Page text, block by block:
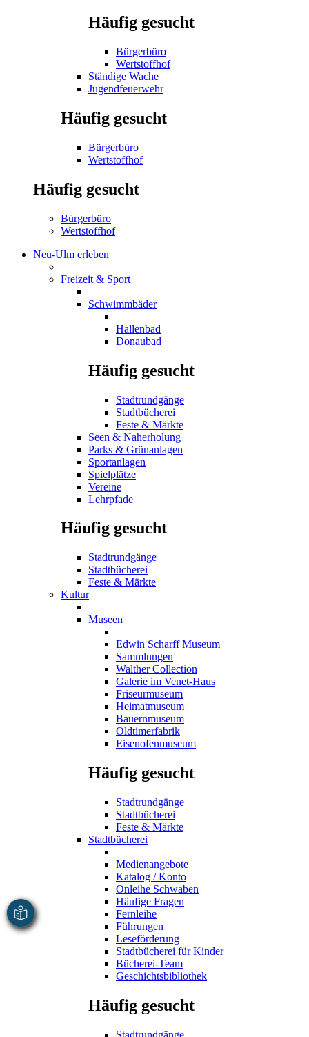
Häufig gesucht
Bürgerbüro
Wertstoffhof
Ständige Wache
Jugendfeuerwehr
Häufig gesucht
Bürgerbüro
Wertstoffhof
Häufig gesucht
Bürgerbüro
Wertstoffhof
Neu-Ulm erleben
Freizeit & Sport
Schwimmbäder
Hallenbad
Donaubad
Häufig gesucht
Stadtrundgänge
Stadtbücherei
Feste & Märkte
Seen & Naherholung
Parks & Grünanlagen
Sportanlagen
Spielplätze
Vereine
Lehrpfade
Häufig gesucht
Stadtrundgänge
Stadtbücherei
Feste & Märkte
Kultur
Museen
Edwin Scharff Museum
Sammlungen
Walther Collection
Galerie im Venet-Haus
Friseurmuseum
Heimatmuseum
Bauernmuseum
Oldtimerfabrik
Eisenofenmuseum
Häufig gesucht
Stadtrundgänge
Stadtbücherei
Feste & Märkte
Stadtbücherei
Medienangebote
Katalog / Konto
Onleihe Schwaben
Häufige Fragen
Fernleihe
Führungen
Leseförderung
Stadtbücherei für Kinder
Bücherei-Team
Geschichtsbibliothek
Häufig gesucht
Stadtrundgänge